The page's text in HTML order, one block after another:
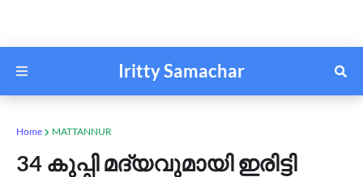
Iritty Samachar
Home MATTANNUR
34 കുപ്പി മദ്യവുമായി ഇരിട്ടി